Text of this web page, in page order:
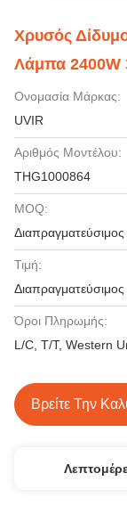
Χρυσός
Λάμπα 2400W
Ονομασία Μάρκας:
UVIR
Αριθμός Μοντέλου:
THG1000864
MOQ:
Διαπραγματεύσιμος
Τιμή:
Διαπραγματεύσιμος
Όροι Πληρωμής:
L/C, T/T, Western
Βρείτε Την